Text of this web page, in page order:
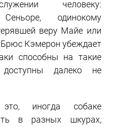
человеку:
одинокому
веру Майе или
Брюс Кэмерон убеждает
способны на такие
далеко не
иногда собаке
в разных шкурах,